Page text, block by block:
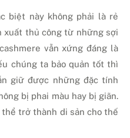
biệt này không phải là rẻ
xuất thủ công từ những sợi
vẫn xứng đáng là
chúng ta bảo quản tốt thì
giữ được những đặc tính
bị phai màu hay bị giãn.
trở thành di sản cho thế